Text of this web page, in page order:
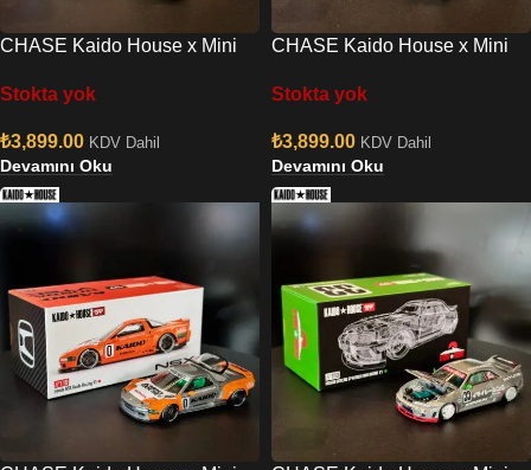
CHASE Kaido House x Mini
Stokta yok
₺3,899.00 KDV Dahil
Devamını Oku
CHASE Kaido House x Mini
Active Carbon R
Stokta yok
₺3,899.00 KDV Dahil
Devamını Oku